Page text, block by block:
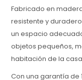
Fabricado en
resistente y
un espacio
objetos pequeños,
habitación de la
Con una garantía de